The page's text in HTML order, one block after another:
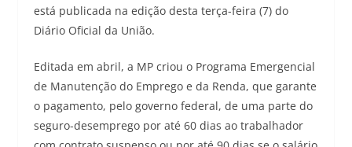
está publicada na edição desta terça-feira (7) do
Diário Oficial da União.
Editada em abril, a MP criou o Programa Emergencial
de Manutenção do Emprego e da Renda, que garante
o pagamento, pelo governo federal, de uma parte do
seguro-desemprego por até 60 dias ao trabalhador